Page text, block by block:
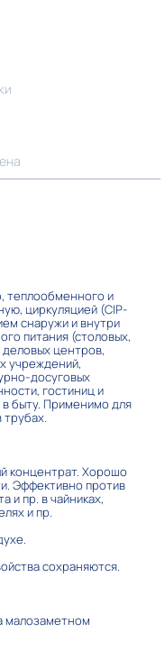
теплообменного и
циркуляцией (CIP-
снаружи и внутри
питания (столовых,
центров,
учреждений,
досуговых
гостиниц и
в быту. Применимо для
трубах.
концентрат. Хорошо
Эффективно против
и пр. в чайниках,
и пр.
сохраняются.
малозаметном